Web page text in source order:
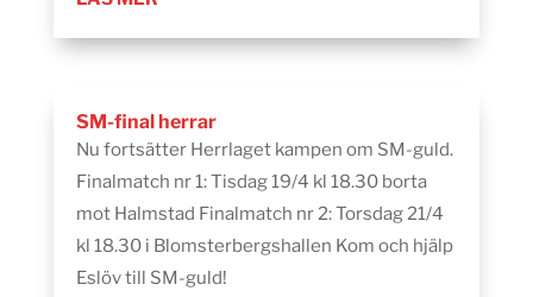
SM-final herrar
Nu fortsätter Herrlaget kampen om SM-guld.
Finalmatch nr 1: Tisdag 19/4 kl 18.30 borta
mot Halmstad Finalmatch nr 2: Torsdag 21/4
kl 18.30 i Blomsterbergshallen Kom och hjälp
Eslöv till SM-guld!